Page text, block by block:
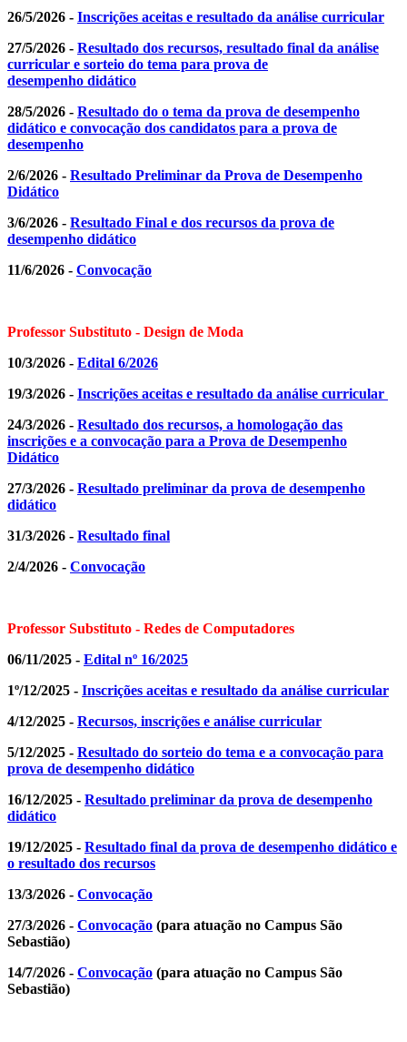
26/5/2026 - Inscrições aceitas e resultado da análise curricular
27/5/2026 - Resultado dos recursos, resultado final da análise
curricular e sorteio do tema para prova de
desempenho didático
28/5/2026 - Resultado do o tema da prova de desempenho
didático e convocação dos candidatos para a prova de
desempenho
2/6/2026 - Resultado Preliminar da Prova de Desempenho
Didático
3/6/2026 - Resultado Final e dos recursos da prova de
desempenho didático
11/6/2026 - Convocação
Professor Substituto - Design de Moda
10/3/2026 - Edital 6/2026
19/3/2026 - Inscrições aceitas e resultado da análise curricular
24/3/2026 - Resultado dos recursos, a homologação das
inscrições e a convocação para a Prova de Desempenho
Didático
27/3/2026 - Resultado preliminar da prova de desempenho
didático
31/3/2026 - Resultado final
2/4/2026 - Convocação
Professor Substituto - Redes de Computadores
06/11/2025 - Edital nº 16/2025
1º/12/2025 - Inscrições aceitas e resultado da análise curricular
4/12/2025 - Recursos, inscrições e análise curricular
5/12/2025 - Resultado do sorteio do tema e a convocação para
prova de desempenho didático
16/12/2025 - Resultado preliminar da prova de desempenho
didático
19/12/2025 - Resultado final da prova de desempenho didático e
o resultado dos recursos
13/3/2026 - Convocação
27/3/2026 - Convocação (para atuação no Campus São
Sebastião)
14/7/2026 - Convocação (para atuação no Campus São
Sebastião)